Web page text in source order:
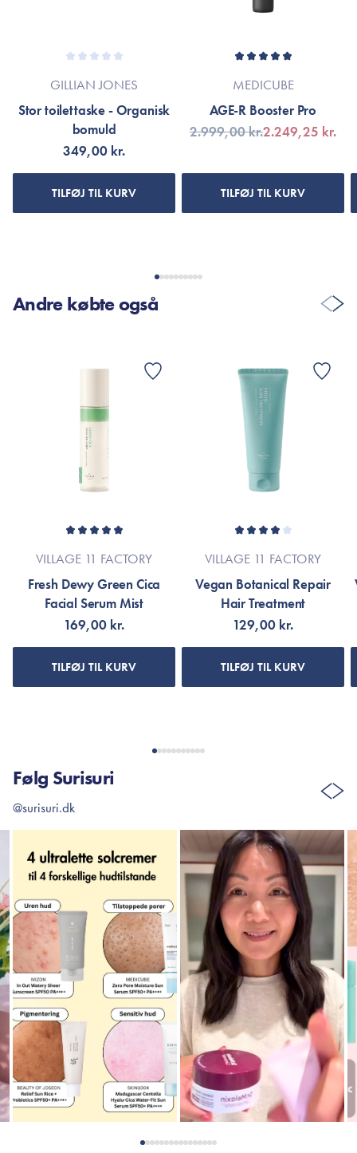
GILLIAN JONES
Stor toilettaske - Organisk
bomuld
349,00 kr.
TILFØJ TIL KURV
MEDICUBE
AGE-R Booster Pro
2.999,00 kr.2.249,25 kr.
TILFØJ TIL KURV
Andre købte også
VILLAGE 11 FACTORY
Fresh Dewy Green Cica
Facial Serum Mist
169,00 kr.
TILFØJ TIL KURV
VILLAGE 11 FACTORY
Vegan Botanical Repair
Hair Treatment
129,00 kr.
TILFØJ TIL KURV
Følg Surisuri
@surisuri.dk